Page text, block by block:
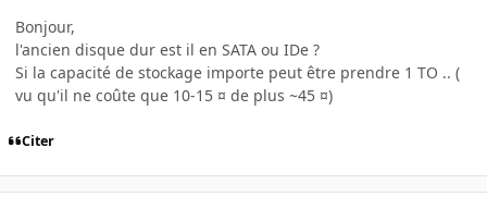
Bonjour,
l'ancien disque dur est il en SATA ou IDe ?
Si la capacité de stockage importe peut être prendre 1 TO .. (
vu qu'il ne coûte que 10-15 ¤ de plus ~45 ¤)
Citer